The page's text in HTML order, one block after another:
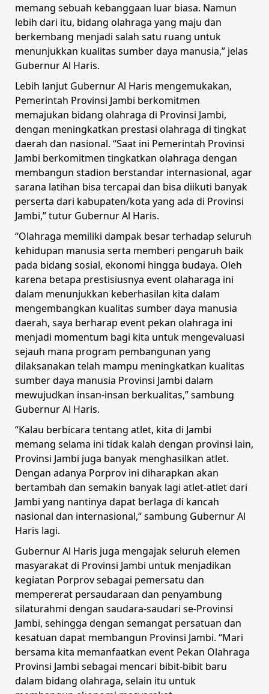
memang sebuah kebanggaan luar biasa. Namun
lebih dari itu, bidang olahraga yang maju dan
berkembang menjadi salah satu ruang untuk
menunjukkan kualitas sumber daya manusia,” jelas
Gubernur Al Haris.
Lebih lanjut Gubernur Al Haris mengemukakan,
Pemerintah Provinsi Jambi berkomitmen
memajukan bidang olahraga di Provinsi Jambi,
dengan meningkatkan prestasi olahraga di tingkat
daerah dan nasional. “Saat ini Pemerintah Provinsi
Jambi berkomitmen tingkatkan olahraga dengan
membangun stadion berstandar internasional, agar
sarana latihan bisa tercapai dan bisa diikuti banyak
perserta dari kabupaten/kota yang ada di Provinsi
Jambi,” tutur Gubernur Al Haris.
“Olahraga memiliki dampak besar terhadap seluruh
kehidupan manusia serta memberi pengaruh baik
pada bidang sosial, ekonomi hingga budaya. Oleh
karena betapa prestisiusnya event olaharaga ini
dalam menunjukkan keberhasilan kita dalam
mengembangkan kualitas sumber daya manusia
daerah, saya berharap event pekan olahraga ini
menjadi momentum bagi kita untuk mengevaluasi
sejauh mana program pembangunan yang
dilaksanakan telah mampu meningkatkan kualitas
sumber daya manusia Provinsi Jambi dalam
mewujudkan insan-insan berkualitas,” sambung
Gubernur Al Haris.
“Kalau berbicara tentang atlet, kita di Jambi
memang selama ini tidak kalah dengan provinsi lain,
Provinsi Jambi juga banyak menghasilkan atlet.
Dengan adanya Porprov ini diharapkan akan
bertambah dan semakin banyak lagi atlet-atlet dari
Jambi yang nantinya dapat berlaga di kancah
nasional dan internasional,“ sambung Gubernur Al
Haris lagi.
Gubernur Al Haris juga mengajak seluruh elemen
masyarakat di Provinsi Jambi untuk menjadikan
kegiatan Porprov sebagai pemersatu dan
mempererat persaudaraan dan penyambung
silaturahmi dengan saudara-saudari se-Provinsi
Jambi, sehingga dengan semangat persatuan dan
kesatuan dapat membangun Provinsi Jambi. “Mari
bersama kita memanfaatkan event Pekan Olahraga
Provinsi Jambi sebagai mencari bibit-bibit baru
dalam bidang olahraga, selain itu untuk